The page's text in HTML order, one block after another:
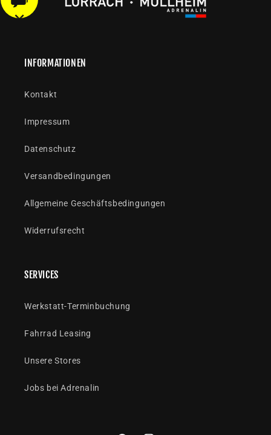
INFORMATIONEN
Kontakt
Impressum
Datenschutz
Versandbedingungen
Allgemeine Geschäftsbedingungen
Widerrufsrecht
SERVICES
Werkstatt-Terminbuchung
Fahrrad Leasing
Unsere Stores
Jobs bei Adrenalin